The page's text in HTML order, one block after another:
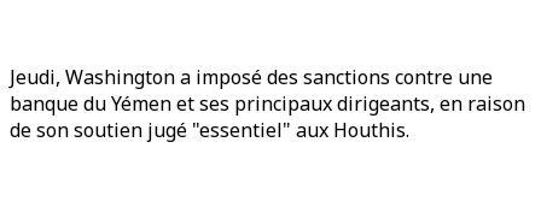
Jeudi, Washington a imposé des sanctions contre une
banque du Yémen et ses principaux dirigeants, en raison
de son soutien jugé "essentiel" aux Houthis.